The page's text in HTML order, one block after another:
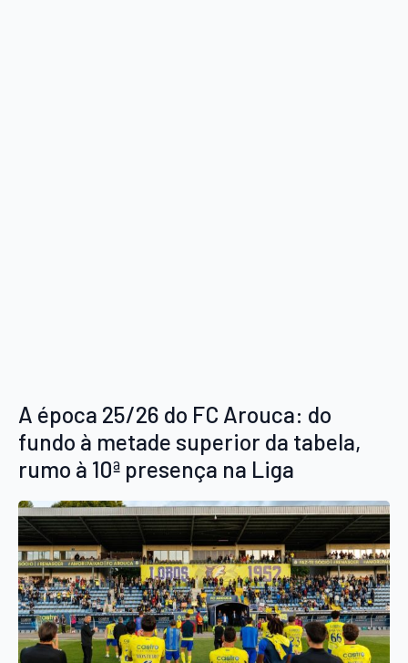
A época 25/26 do FC Arouca: do
fundo à metade superior da tabela,
rumo à 10ª presença na Liga